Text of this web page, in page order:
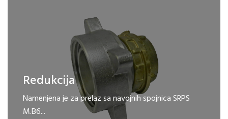
Redukcija
Namenjena je za prelaz sa navojnih spojnica SRPS
M.B6...